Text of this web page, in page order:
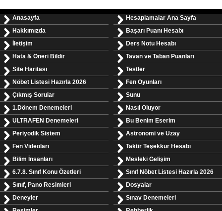
Anasayfa
Hakkımızda
İletişim
Hata & Öneri Bildir
Site Haritası
Nöbet Listesi Hazırla 2026
Çıkmış Sorular
1.Dönem Denemeleri
ULTRAFEN Denemeleri
Periyodik Sistem
Fen Videoları
Bilim İnsanları
6.7.8. Sınıf Konu Özetleri
Sınıf, Pano Resimleri
Deneyler
Hesaplamalar Ana Sayfa
Başarı Puanı Hesabı
Ders Notu Hesabı
Tavan ve Taban Puanları
Testler
Fen Oyunları
Sunu
Nasıl Oluyor
Bu Benim Eserim
Astronomi ve Uzay
Taktir Teşekkür Hesabı
Mesleki Gelişim
Sınıf Nöbet Listesi Hazırla 2026
Dosyalar
Sınav Denemeleri